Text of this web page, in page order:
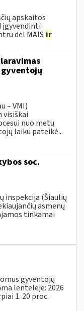
apskaitos
įgyvendinti
dėl MAIS ir
– VMI)
visiškai
nuo metų
laiku pateikė...
soc.
inspekcija (Šiaulių
asmenų
tinkamai
gyventojų
lentelėje: 2026
1. 20 proc.